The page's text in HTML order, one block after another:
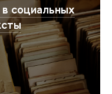
социальных